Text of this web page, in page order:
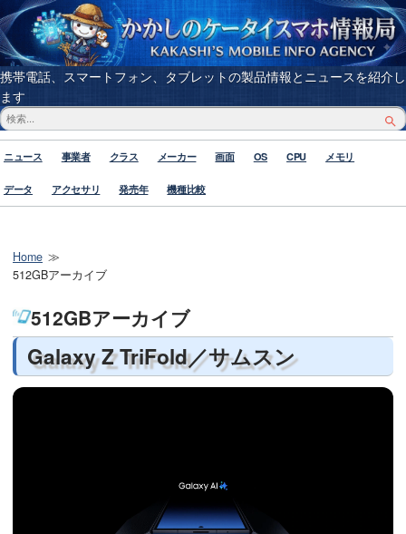
携帯電話、スマートフォン、タブレットの製品情報とニュースを紹介し
ます
ニュース 事業者 クラス メーカー 画面 OS CPU メモリ
データ アクセサリ 発売年 機種比較
Home
512GBアーカイブ
512GBアーカイブ
Galaxy Z TriFold／サムスン